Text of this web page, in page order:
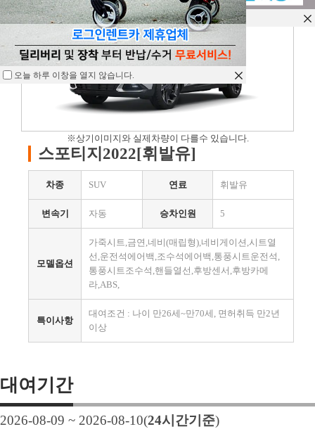
※상기이미지와 실제차량이 다를수 있습니다.
스포티지2022[휘발유]
차종 SUV 연료 휘발유
변속기 자동 승차인원 5
모델옵션
가죽시트,금연,네비(매립형),네비게이션,시트열
선,운전석에어백,조수석에어백,통풍시트운전석,
통풍시트조수석,핸들열선,후방센서,후방카메
라,ABS,
특이사항
대여조건 : 나이 만26세~만70세, 면허취득 만2년
이상
대여기간
2026-08-09 ~ 2026-08-10(24시간기준)
오늘 하루 이창을 열지 않습니다.
오늘 하루 이창을 열지 않습니다.
오늘 하루 이창을 열지 않습니다.